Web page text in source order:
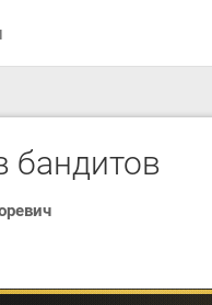
бандитов